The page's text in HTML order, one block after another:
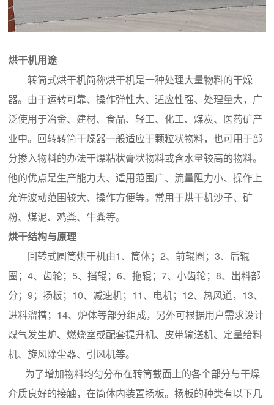
烘干机用途
转筒式烘干机简称烘干机是一种处理大量物料的干燥
器。由于运转可靠、操作弹性大、适应性强、处理量大，广
泛使用于冶金、建材、食品、轻工、化工、煤炭、医药矿产
业中。回转转筒干燥器一般适应于颗粒状物料，也可用于部
分掺入物料的办法干燥粘状膏状物料或含水量较高的物料。
他的优点是生产能力大、适用范围广、流量阻力小、操作上
允许波动范围较大、操作方便等。常用于烘干机沙子、矿
粉、煤泥、鸡粪、牛粪等。
烘干结构与原理
回转式圆筒烘干机由1、筒体；2、前辊圈；3、后辊
圈；4、齿轮；5、挡辊；6、拖辊；7、小齿轮；8、出料部
分；9；扬板；10、减速机；11、电机；12、热风道，13、
进料溜槽；14、炉体等部分组成，另外可根据用户需求设计
煤气发生炉、燃烧室或配套提升机、皮带输送机、定量给料
机、旋风除尘器、引风机等。
为了增加物料均匀分布在转筒截面上的各个部分与干燥
介质良好的接触，在筒体内装置扬板。扬板的种类有以下几